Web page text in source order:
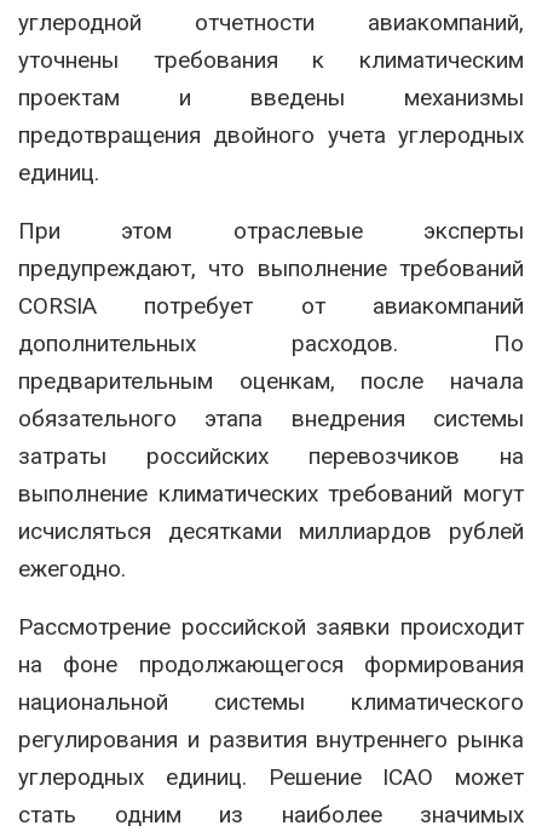
углеродной отчетности авиакомпаний,
уточнены требования к климатическим
проектам и введены механизмы
предотвращения двойного учета углеродных
единиц.
При этом отраслевые эксперты
предупреждают, что выполнение требований
CORSIA потребует от авиакомпаний
дополнительных расходов. По
предварительным оценкам, после начала
обязательного этапа внедрения системы
затраты российских перевозчиков на
выполнение климатических требований могут
исчисляться десятками миллиардов рублей
ежегодно.
Рассмотрение российской заявки происходит
на фоне продолжающегося формирования
национальной системы климатического
регулирования и развития внутреннего рынка
углеродных единиц. Решение ICAO может
стать одним из наиболее значимых